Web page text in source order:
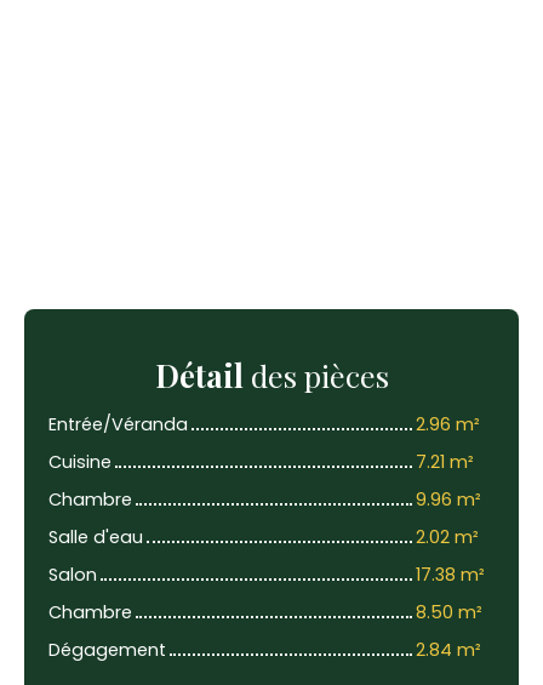
Détail des pièces
Entrée/Véranda
2.96 m²
Cuisine
7.21 m²
Chambre
9.96 m²
Salle d'eau
2.02 m²
Salon
17.38 m²
Chambre
8.50 m²
Dégagement
2.84 m²